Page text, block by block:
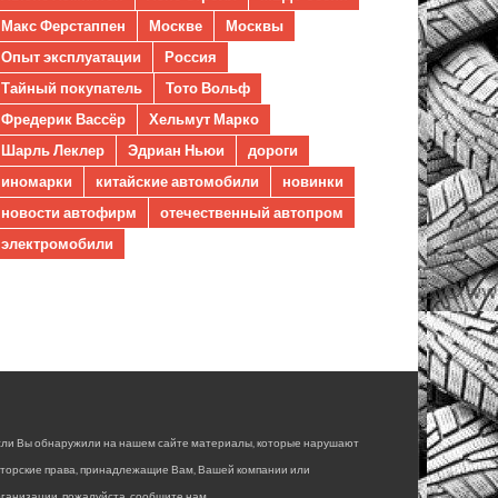
Макс Ферстаппен
Москве
Москвы
Опыт эксплуатации
Россия
Тайный покупатель
Тото Вольф
Фредерик Вассёр
Хельмут Марко
Шарль Леклер
Эдриан Ньюи
дороги
иномарки
китайские автомобили
новинки
новости автофирм
отечественный автопром
электромобили
Вы обнаружили на нашем сайте материалы, которые нарушают
права, принадлежащие Вам, Вашей компании или